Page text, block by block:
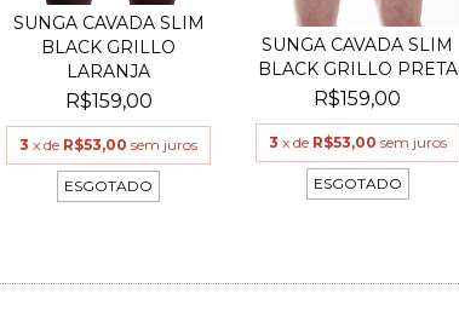
SUNGA CAVADA SLIM
BLACK GRILLO
LARANJA
R$159,00
3 x de R$53,00 sem juros
ESGOTADO
SUNGA CAVADA SLIM
BLACK GRILLO PRETA
R$159,00
3 x de R$53,00 sem juros
ESGOTADO